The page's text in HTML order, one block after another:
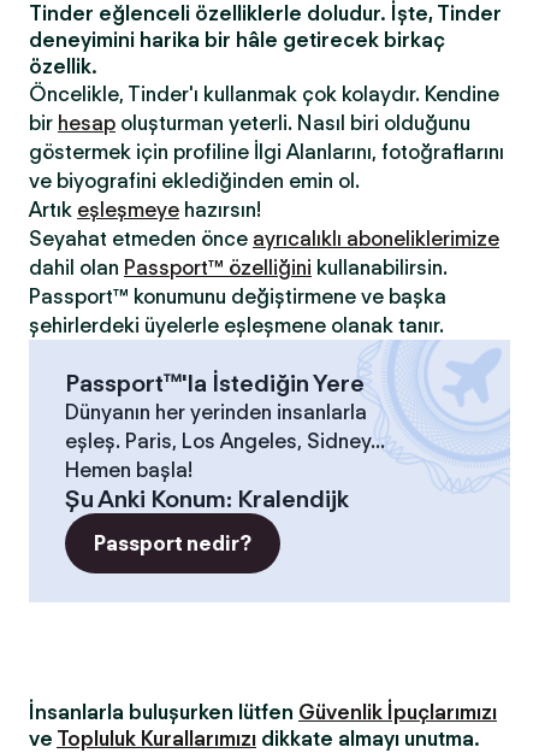
Tinder eğlenceli özelliklerle doludur. İşte, Tinder
deneyimini harika bir hâle getirecek birkaç
özellik.
Öncelikle, Tinder'ı kullanmak çok kolaydır. Kendine
bir hesap oluşturman yeterli. Nasıl biri olduğunu
göstermek için profiline İlgi Alanlarını, fotoğraflarını
ve biyografini eklediğinden emin ol.
Artık eşleşmeye hazırsın!
Seyahat etmeden önce ayrıcalıklı aboneliklerimize
dahil olan Passport™ özelliğini kullanabilirsin.
Passport™ konumunu değiştirmene ve başka
şehirlerdeki üyelerle eşleşmene olanak tanır.
Passport™'la İstediğin Yere
Dünyanın her yerinden insanlarla
eşleş. Paris, Los Angeles, Sidney...
Hemen başla!
Şu Anki Konum: Kralendijk
Passport nedir?
İnsanlarla buluşurken lütfen Güvenlik İpuçlarımızı
ve Topluluk Kurallarımızı dikkate almayı unutma.